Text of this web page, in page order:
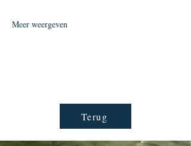
Meer weergeven
Terug